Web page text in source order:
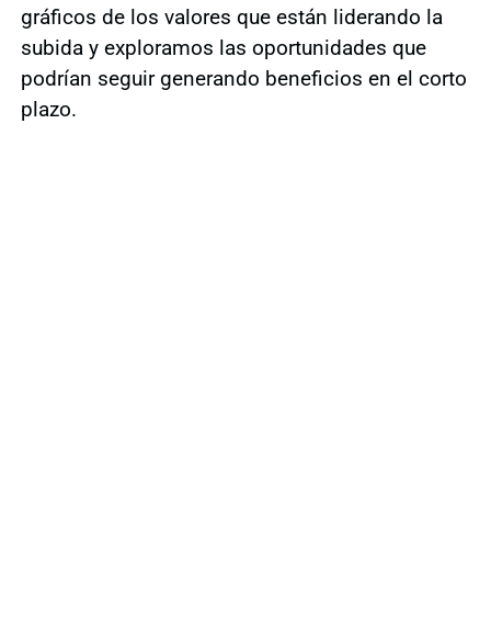
gráficos de los valores que están liderando la
subida y exploramos las oportunidades que
podrían seguir generando beneficios en el corto
plazo.